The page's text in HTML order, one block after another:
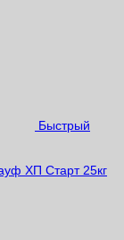
Быстрый